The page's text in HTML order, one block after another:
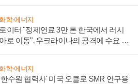
화학·에너지
로이터 "정제연료 3만 톤 한국에서 러시
아로 이동", 우크라이나의 공격에 수요 늘
화학·에너지
수원 협력사' 미국 오클로 SMR 연구용